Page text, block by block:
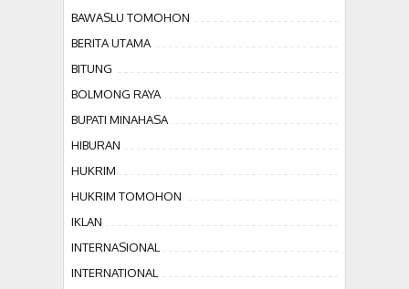
BAWASLU TOMOHON
BERITA UTAMA
BITUNG
BOLMONG RAYA
BUPATI MINAHASA
HIBURAN
HUKRIM
HUKRIM TOMOHON
IKLAN
INTERNASIONAL
INTERNATIONAL